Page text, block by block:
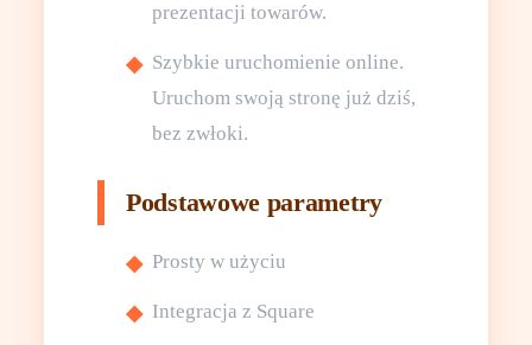
prezentacji towarów.
Szybkie uruchomienie online.
Uruchom swoją stronę już dziś,
bez zwłoki.
Podstawowe parametry
Prosty w użyciu
Integracja z Square